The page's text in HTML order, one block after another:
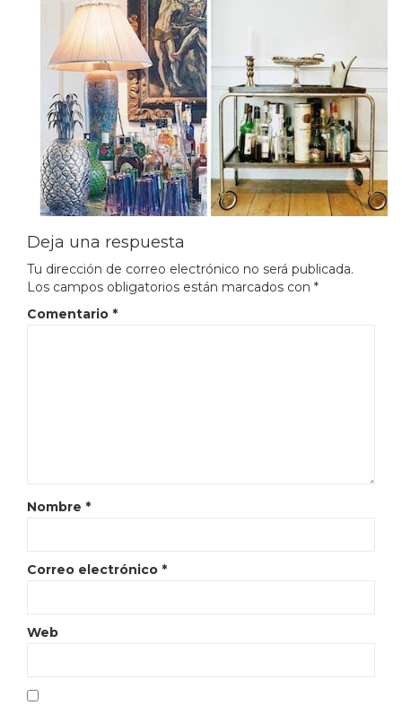
Deja una respuesta
Tu dirección de correo electrónico no será publicada.
Los campos obligatorios están marcados con *
Comentario *
Nombre *
Correo electrónico *
Web